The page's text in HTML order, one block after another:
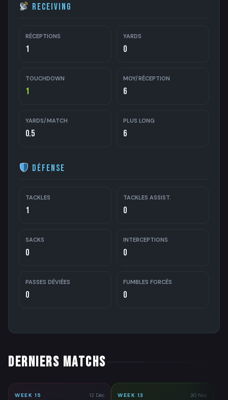
Receiving
RÉCEPTIONS
1
YARDS
0
TOUCHDOWN
1
MOY/RÉCEPTION
6
YARDS/MATCH
0.5
PLUS LONG
6
Défense
TACKLES
1
TACKLES ASSIST.
0
SACKS
0
INTERCEPTIONS
0
PASSES DÉVIÉES
0
FUMBLES FORCÉS
0
DERNIERS MATCHS
WEEK 15 12 Déc WEEK 13 30 Nov